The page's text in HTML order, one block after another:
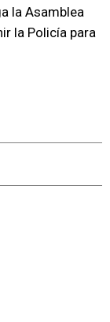
la Asamblea
la Policía para